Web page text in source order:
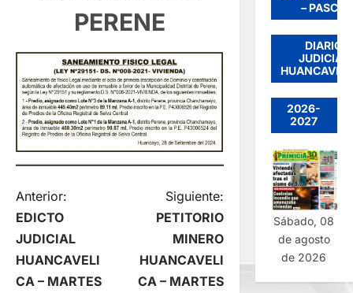
PERENE
N
a
v
Anterior:
EDICTO
JUDICIAL
HUANCAVELI
CA – MARTES
Siguiente:
PETITORIO
MINERO
HUANCAVELI
CA – MARTES
– PASCO
DIARIO
JUDICIAL
2026-
2027
Sábado, 08
de agosto
de 2026